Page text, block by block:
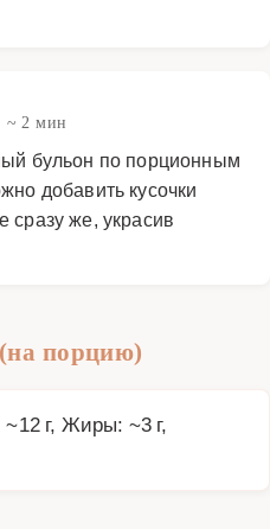
~ 2 мин
бульон по порционным
добавить кусочки
же, украсив
порцию)
г, Жиры: ~3 г,